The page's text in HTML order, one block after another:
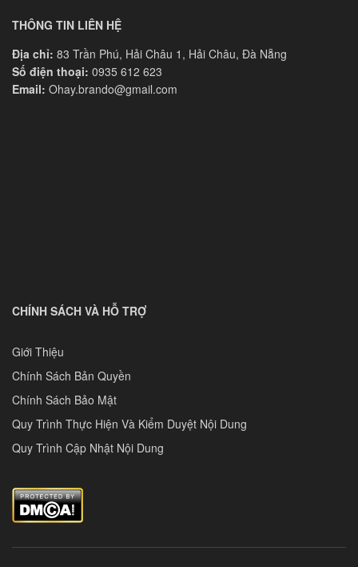
THÔNG TIN LIÊN HỆ
Địa chỉ: 83 Trần Phú, Hải Châu 1, Hải Châu, Đà Nẵng
Số điện thoại: 0935 612 623
Email: Ohay.brando@gmail.com
CHÍNH SÁCH VÀ HỖ TRỢ
Giới Thiệu
Chính Sách Bản Quyền
Chính Sách Bảo Mật
Quy Trình Thực Hiện Và Kiểm Duyệt Nội Dung
Quy Trình Cập Nhật Nội Dung